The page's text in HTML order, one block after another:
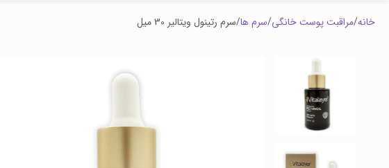
خانه مراقبت پوست خانگی سرم ها سرم رتینول ویتالیر 30 میل